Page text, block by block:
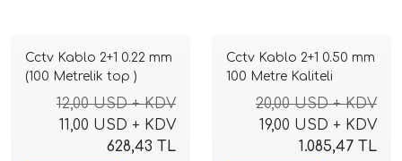
Cctv Kablo 2+1 0.22 mm
(100 Metrelik top )
12,00 USD + KDV
11,00 USD + KDV
628,43 TL
Cctv Kablo 2+1 0.50 mm
100 Metre Kaliteli
20,00 USD + KDV
19,00 USD + KDV
1.085,47 TL